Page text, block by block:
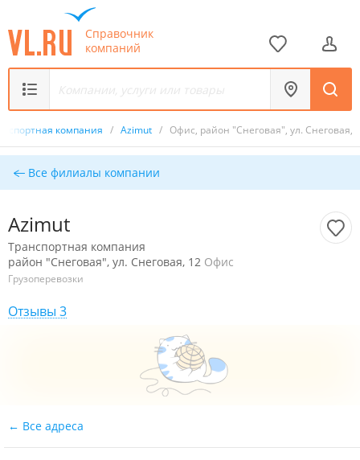
Справочник
компаний
компания / Azimut / Офис, район "Снеговая", ул. Снеговая,
Все филиалы компании
Azimut
Транспортная компания
район "Снеговая", ул. Снеговая, 12 Офис
Грузоперевозки
Отзывы 3
Все адреса